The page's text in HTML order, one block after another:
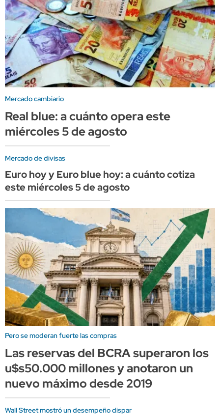
Mercado cambiario
Real blue: a cuánto opera este
miércoles 5 de agosto
Mercado de divisas
Euro hoy y Euro blue hoy: a cuánto cotiza
este miércoles 5 de agosto
Pero se moderan fuerte las compras
Las reservas del BCRA superaron los
u$s50.000 millones y anotaron un
nuevo máximo desde 2019
Wall Street mostró un desempeño dispar